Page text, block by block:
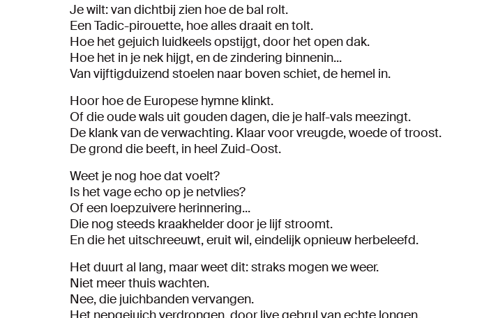
Je wilt: van dichtbij zien hoe de bal rolt.
Een Tadic-pirouette, hoe alles draait en tolt.
Hoe het gejuich luidkeels opstijgt, door het open dak.
Hoe het in je nek hijgt, en de zindering binnenin...
Van vijftigduizend stoelen naar boven schiet, de hemel in.
Hoor hoe de Europese hymne klinkt.
Of die oude wals uit gouden dagen, die je half-vals meezingt.
De klank van de verwachting. Klaar voor vreugde, woede of troost.
De grond die beeft, in heel Zuid-Oost.
Weet je nog hoe dat voelt?
Is het vage echo op je netvlies?
Of een loepzuivere herinnering...
Die nog steeds kraakhelder door je lijf stroomt.
En die het uitschreeuwt, eruit wil, eindelijk opnieuw herbeleefd.
Het duurt al lang, maar weet dit: straks mogen we weer.
Niet meer thuis wachten.
Nee, die juichbanden vervangen.